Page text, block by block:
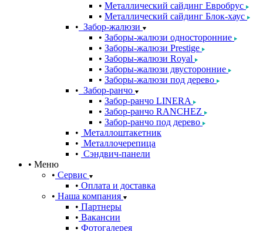
Металлический сайдинг Евробрус
Металлический сайдинг Блок-хаус
Забор-жалюзи
Заборы-жалюзи односторонние
Заборы-жалюзи Prestige
Заборы-жалюзи Royal
Заборы-жалюзи двусторонние
Заборы-жалюзи под дерево
Забор-ранчо
Забор-ранчо LINERA
Забор-ранчо RANCHEZ
Забор-ранчо под дерево
Металлоштакетник
Металлочерепица
Сэндвич-панели
Меню
Сервис
Оплата и доставка
Наша компания
Партнеры
Вакансии
Фотогалерея